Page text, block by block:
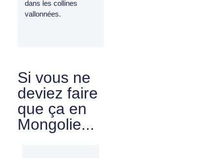
dans les collines
vallonnées.
Si vous ne
deviez faire
que ça en
Mongolie...